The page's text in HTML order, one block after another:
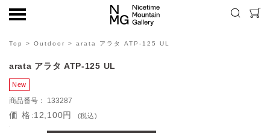
Top > Outdoor > arata アラタ ATP-125 UL
arata アラタ ATP-125 UL
133287
価格12,100円 (税込)